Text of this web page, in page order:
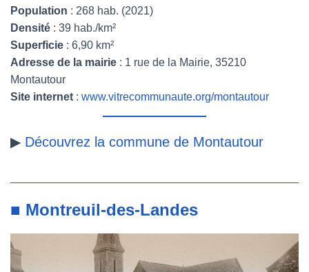
Population : 268 hab. (2021)
Densité : 39 hab./km²
Superficie : 6,90 km²
Adresse de la mairie : 1 rue de la Mairie, 35210
Montautour
Site internet : www.vitrecommunaute.org/montautour
▶ Découvrez la commune de Montautour
■ Montreuil-des-Landes